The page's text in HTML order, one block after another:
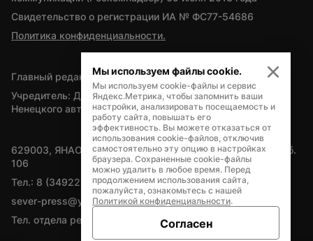
Свидетельство о регистрации ИА № ФС77-54686
Политика конфиденциальности.
Главный редактор — А.Л. Поздеев
Учредитель: Департамент внутренней политики Ямало-
Ненецкого автономного округа
629003, ЯНАО, Салехард, мкр. Богдана Кнунянца, д.1, каб.
106
Тел.: 8 (34922) 71262
sever-press@yamal-media.ru
Тел. отдела рекламы: 8 (34922) 42728
Мы используем файлы cookie.
Мы используем cookie-файлы и сервис
Яндекс.Метрика, чтобы запомнить ваши
настройки, анализировать посещаемость и
работу сайта, повышать его
эффективность. Вы можете отказаться от
использования cookie-файлов, отключив
самостоятельно эту опцию в настройках
браузера. Сохраненные cookie-файлы
можно удалить в любое время. Перед
продолжением использования сайта,
пожалуйста, ознакомьтесь с нашей
Политикой конфиденциальности.
Согласен